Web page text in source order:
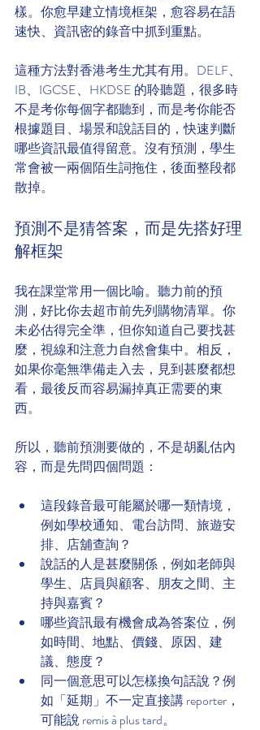
樣。你愈早建立情境框架，愈容易在語
速快、資訊密的錄音中抓到重點。
這種方法對香港考生尤其有用。DELF、
IB、IGCSE、HKDSE 的聆聽題，很多時
不是考你每個字都聽到，而是考你能否
根據題目、場景和說話目的，快速判斷
哪些資訊最值得留意。沒有預測，學生
常會被一兩個陌生詞拖住，後面整段都
散掉。
預測不是猜答案，而是先搭好理
解框架
我在課堂常用一個比喻。聽力前的預
測，好比你去超市前先列購物清單。你
未必估得完全準，但你知道自己要找甚
麼，視線和注意力自然會集中。相反，
如果你毫無準備走入去，見到甚麼都想
看，最後反而容易漏掉真正需要的東
西。
所以，聽前預測要做的，不是胡亂估內
容，而是先問四個問題：
這段錄音最可能屬於哪一類情境，
例如學校通知、電台訪問、旅遊安
排、店舖查詢？
說話的人是甚麼關係，例如老師與
學生、店員與顧客、朋友之間、主
持與嘉賓？
哪些資訊最有機會成為答案位，例
如時間、地點、價錢、原因、建
議、態度？
同一個意思可以怎樣換句話說？例
如「延期」不一定直接講 reporter，
可能說 remis à plus tard。